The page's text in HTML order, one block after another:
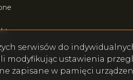
serwisów do
modyfikując ustawienia
zapisane w pamięci